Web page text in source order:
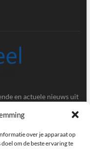
over je apparaat op
om de beste ervaring te
en actuele nieuws uit